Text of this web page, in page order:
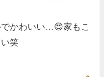
かわいい…😍家もこ
笑